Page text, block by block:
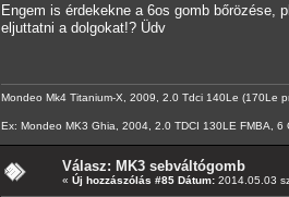
Engem is érdekekne a 6os gomb bőrözése,
eljuttatni a dolgokat!? Üdv
Mondeo Mk4 Titanium-X, 2009, 2.0 Tdci 140Le (170Le
Ex: Mondeo MK3 Ghia, 2004, 2.0 TDCI 130LE FMBA, 6
Válasz: MK3 sebváltógomb
« Új hozzászólás #85 Dátum: 2014.05.03